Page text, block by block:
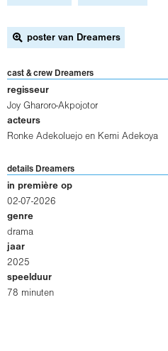
poster van Dreamers
cast & crew Dreamers
regisseur
Joy Gharoro-Akpojotor
acteurs
Ronke Adekoluejo en Kemi Adekoya
details Dreamers
in première op
02-07-2026
genre
drama
jaar
2025
speelduur
78 minuten